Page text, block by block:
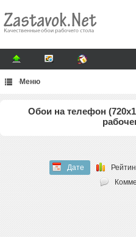
Меню
Обои на телефон
Дате